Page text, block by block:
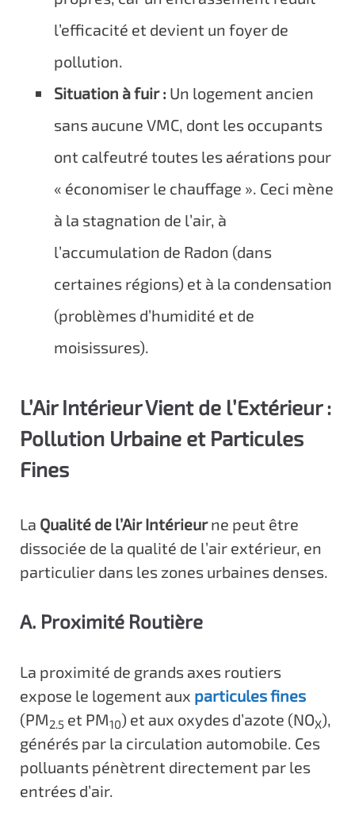
l’efficacité et devient un foyer de
pollution.
Situation à fuir : Un logement ancien
sans aucune VMC, dont les occupants
ont calfeutré toutes les aérations pour
« économiser le chauffage ». Ceci mène
à la stagnation de l’air, à
l’accumulation de Radon (dans
certaines régions) et à la condensation
(problèmes d’humidité et de
moisissures).
L’Air Intérieur Vient de l’Extérieur :
Pollution Urbaine et Particules
Fines
La Qualité de l’Air Intérieurne peut être
dissociée de la qualité de l’air extérieur, en
particulier dans les zones urbaines denses.
A. Proximité Routière
La proximité de grands axes routiers
expose le logement aux particules fines
(PM2.5 et PM10) et aux oxydes d’azote (NOX),
générés par la circulation automobile. Ces
polluants pénètrent directement par les
entrées d’air.